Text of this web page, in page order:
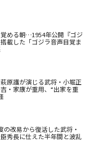
める朝…1954年公開『ゴジ
載した「ゴジラ音声目覚ま
萩原護が演じる武将・小堀正
・家康が重用、“出家を重
の改易から復活した武将・
秀長に仕えた半年間と波乱